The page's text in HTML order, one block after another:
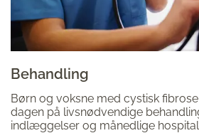
Behandling
Børn og voksne med cystisk
dagen på livsnødvendige
indlæggelser og månedlige